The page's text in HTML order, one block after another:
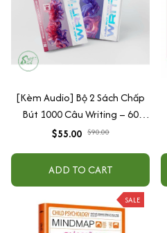
[Kèm Audio] Bộ 2 Sách Chấp
Bút 1000 Câu Writing – 60
Ngày Gieo Trồng Tư Duy
$55.00 $90.00
ADD TO CART
SALE